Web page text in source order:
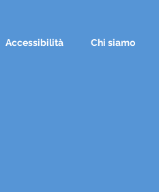
Accessibilità Chi siamo